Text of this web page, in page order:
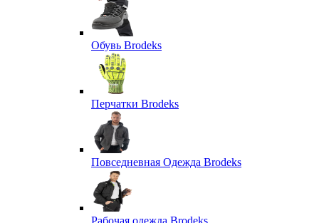
Обувь Brodeks
Перчатки Brodeks
Повседневная Одежда Brodeks
Рабочая одежда Brodeks